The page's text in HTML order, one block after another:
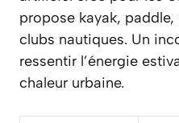
propose kayak,
clubs nautiques. Un
ressentir l’énergie
chaleur urbaine.